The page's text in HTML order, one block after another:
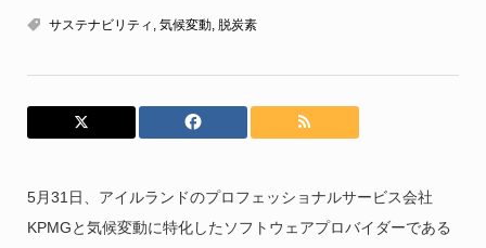
サステナビリティ , 気候変動, 脱炭素
5月31日、アイルランドのプロフェッショナルサービス会社
KPMGと気候変動に特化したソフトウェアプロバイダーである